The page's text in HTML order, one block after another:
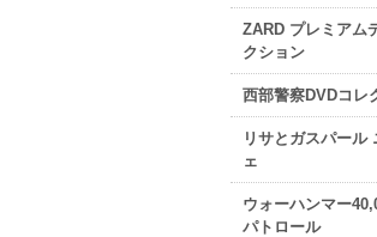
ZARD プレミアム
クション
西部警察DVDコレ
リサとガスパール
ェ
ウォーハンマー
パトロール